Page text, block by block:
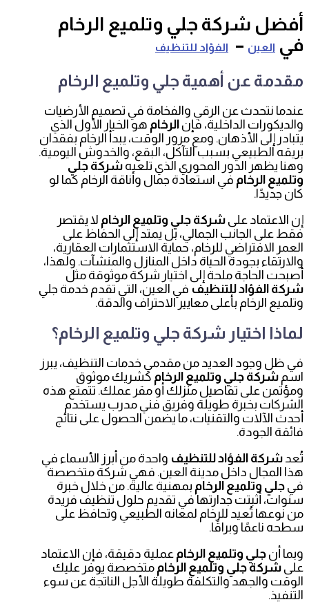
أفضل شركة جلي وتلميع الرخام
في
العين – الفؤاد للتنظيف
مقدمة عن أهمية جلي وتلميع الرخام
عندما نتحدث عن الرقي والفخامة في تصميم الأرضيات
والديكورات الداخلية، فإن الرخام هو الخيار الأول الذي
يتبادر إلى الأذهان. ومع مرور الوقت، يبدأ الرخام بفقدان
بريقه الطبيعي بسبب التآكل، البقع، والخدوش اليومية.
وهنا يظهر الدور المحوري الذي تلعبه شركة جلي
وتلميع الرخام في استعادة جمال وأناقة الرخام كما لو
كان جديدًا.
إن الاعتماد على شركة جلي وتلميع الرخام لا يقتصر
فقط على الجانب الجمالي، بل يمتد إلى الحفاظ على
العمر الافتراضي للرخام، حماية الاستثمارات العقارية،
والارتقاء بجودة الحياة داخل المنازل والمنشآت. ولهذا،
أصبحت الحاجة ملحة إلى اختيار شركة موثوقة مثل
شركة الفؤاد للتنظيف في العين، التي تقدم خدمة جلي
وتلميع الرخام بأعلى معايير الاحتراف والدقة.
لماذا اختيار شركة جلي وتلميع الرخام؟
في ظل وجود العديد من مقدمي خدمات التنظيف، يبرز
اسم شركة جلي وتلميع الرخام كشريك موثوق
ومؤتمن على تفاصيل منزلك أو مقر عملك. تتمتع هذه
الشركات بخبرة طويلة وفريق فني مدرب يستخدم
أحدث الآلات والتقنيات، ما يضمن الحصول على نتائج
فائقة الجودة.
تُعد شركة الفؤاد للتنظيف واحدة من أبرز الأسماء في
هذا المجال داخل مدينة العين. فهي شركة متخصصة
في جلي وتلميع الرخام بمهنية عالية. من خلال خبرة
سنوات، أثبتت جدارتها في تقديم حلول تنظيف فريدة
من نوعها تُعيد للرخام لمعانه الطبيعي وتحافظ على
سطحه ناعمًا وبراقًا.
وبما أن جلي وتلميع الرخام عملية دقيقة، فإن الاعتماد
على شركة جلي وتلميع الرخام متخصصة يوفر عليك
الوقت والجهد والتكلفة طويلة الأجل الناتجة عن سوء
التنفيذ.